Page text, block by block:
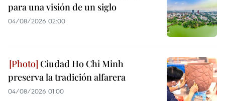
para una visión de un siglo
04/08/2026 02:00
Ciudad Ho Chi Minh
preserva la tradición alfarera
04/08/2026 01:00